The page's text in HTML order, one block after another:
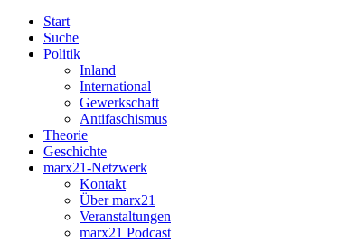
Start
Suche
Politik
Inland
International
Gewerkschaft
Antifaschismus
Theorie
Geschichte
marx21-Netzwerk
Kontakt
Über marx21
Veranstaltungen
marx21 Podcast